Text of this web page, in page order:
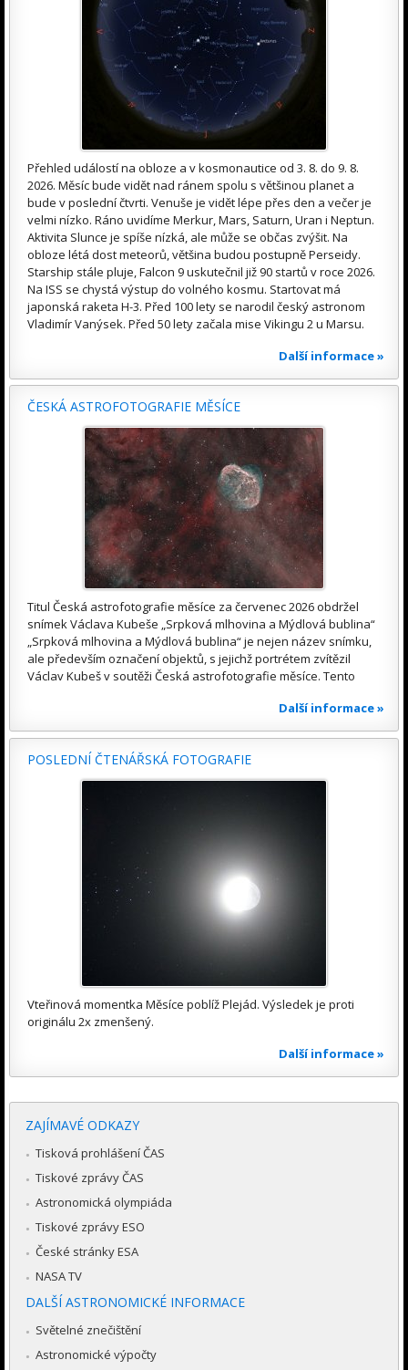
Přehled událostí na obloze a v kosmonautice od 3. 8. do 9. 8.
2026. Měsíc bude vidět nad ránem spolu s většinou planet a
bude v poslední čtvrti. Venuše je vidět lépe přes den a večer je
velmi nízko. Ráno uvidíme Merkur, Mars, Saturn, Uran i Neptun.
Aktivita Slunce je spíše nízká, ale může se občas zvýšit. Na
obloze létá dost meteorů, většina budou postupně Perseidy.
Starship stále pluje, Falcon 9 uskutečnil již 90 startů v roce 2026.
Na ISS se chystá výstup do volného kosmu. Startovat má
japonská raketa H-3. Před 100 lety se narodil český astronom
Vladimír Vanýsek. Před 50 lety začala mise Vikingu 2 u Marsu.
Další informace »
ČESKÁ ASTROFOTOGRAFIE MĚSÍCE
Titul Česká astrofotografie měsíce za červenec 2026 obdržel
snímek Václava Kubeše „Srpková mlhovina a Mýdlová bublina“
„Srpková mlhovina a Mýdlová bublina“ je nejen název snímku,
ale především označení objektů, s jejichž portrétem zvítězil
Václav Kubeš v soutěži Česká astrofotografie měsíce. Tento
Další informace »
POSLEDNÍ ČTENÁŘSKÁ FOTOGRAFIE
Vteřinová momentka Měsíce poblíž Plejád. Výsledek je proti
originálu 2x zmenšený.
Další informace »
ZAJÍMAVÉ ODKAZY
Tisková prohlášení ČAS
Tiskové zprávy ČAS
Astronomická olympiáda
Tiskové zprávy ESO
České stránky ESA
NASA TV
DALŠÍ ASTRONOMICKÉ INFORMACE
Světelné znečištění
Astronomické výpočty